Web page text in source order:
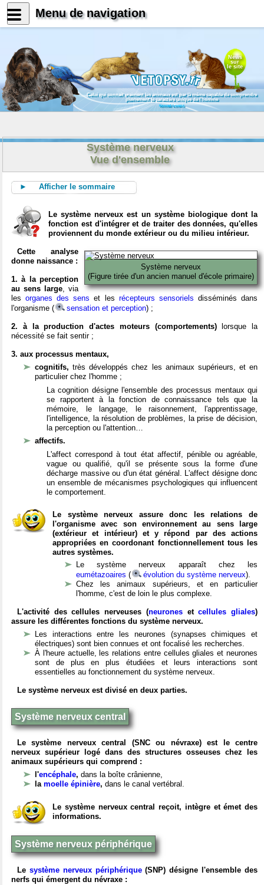
News
sur
le site
Celui qui connait vraiment les animaux est par là même capable de comprendre
pleinement le caractère unique de l'homme
Konrad Lorenz
Système nerveux
Vue d'ensemble
► Afficher le sommaire
Le système nerveux est un système biologique dont la
fonction est d'intégrer et de traiter des données, qu'elles
proviennent du monde extérieur ou du milieu intérieur.
Système nerveux
(Figure tirée d'un ancien manuel d'école primaire)
Cette analyse
donne naissance :
1. à la perception
au sens large, via
lesorganes des sens et les récepteurs sensoriels disséminés dans
l'organisme (
sensation et perception) ;
2. à la production d'actes moteurs (comportements)lorsque la
nécessité se fait sentir ;
3. aux processus mentaux,
cognitifs,très développés chez les animaux supérieurs, et en
particulier chez l'homme ;
La cognition désigne l'ensemble des processus mentaux qui
se rapportent à la fonction de connaissance tels que la
mémoire, le langage, le raisonnement, l'apprentissage,
l'intelligence, la résolution de problèmes, la prise de décision,
la perception ou l'attention…
affectifs.
L'affect correspond à tout état affectif, pénible ou agréable,
vague ou qualifié, qu'il se présente sous la forme d'une
décharge massive ou d'un état général. L'affect désigne donc
un ensemble de mécanismes psychologiques qui influencent
le comportement.
Le système nerveux assure donc les relations de
l'organisme avec son environnement au sens large
(extérieur et intérieur) et y répond par des actions
appropriées en coordonant fonctionnellement tous les
autres systèmes.
Le système nerveux apparaît chez les
eumétazoaires ( évolution du système nerveux).
Chez les animaux supérieurs, et en particulier
l'homme, c'est de loin le plus complexe.
L'activité des cellules nerveuses (neuronesetcellules gliales)
assure les différentes fonctions du système nerveux.
Les interactions entre les neurones (synapses chimiques et
électriques) sont bien connues et ont focalisé les recherches.
À l'heure actuelle, les relations entre cellules gliales et neurones
sont de plus en plus étudiées et leurs interactions sont
essentielles au fonctionnement du système nerveux.
Le système nerveux est divisé en deux parties.
Système nerveux central
Le système nerveux central (SNC ou névraxe) est le centre
nerveux supérieur logé dans des structures osseuses chez les
animaux supérieurs qui comprend :
l'encéphale, dans la boîte crânienne,
la moelle épinière, dans le canal vertébral.
Le système nerveux central reçoit, intègre et émet des
informations.
Système nerveux périphérique
Le système nerveux périphérique(SNP) désigne l'ensemble des
nerfs qui émergent du névraxe :
Menu de navigation